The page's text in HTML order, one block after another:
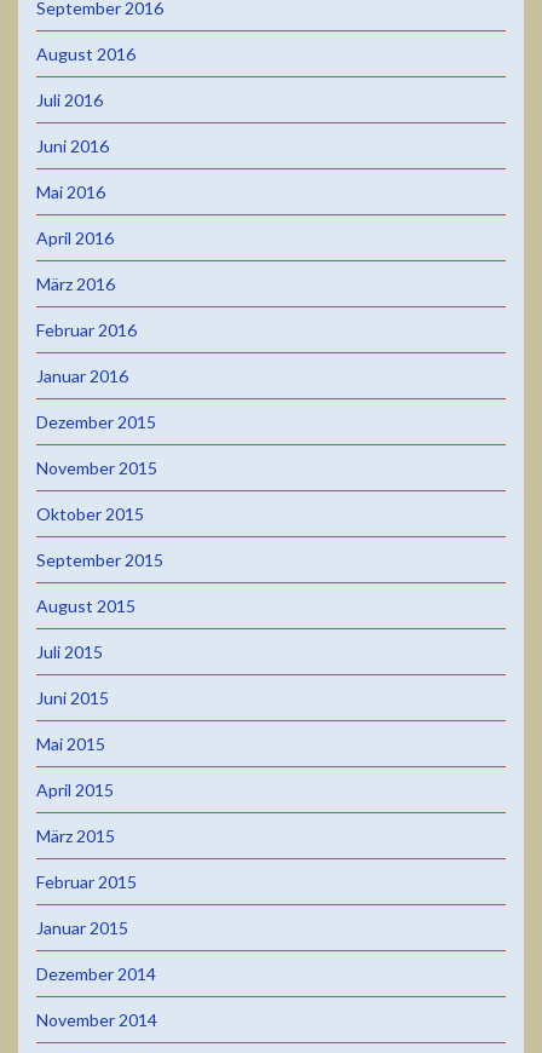
September 2016
August 2016
Juli 2016
Juni 2016
Mai 2016
April 2016
März 2016
Februar 2016
Januar 2016
Dezember 2015
November 2015
Oktober 2015
September 2015
August 2015
Juli 2015
Juni 2015
Mai 2015
April 2015
März 2015
Februar 2015
Januar 2015
Dezember 2014
November 2014